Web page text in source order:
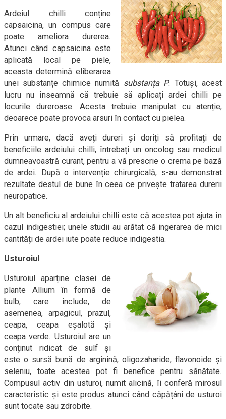
Ardeiul chilli conține
capsaicina, un compus care
poate ameliora durerea.
Atunci când capsaicina este
aplicată local pe piele,
aceasta determină eliberarea
unei substanțe chimice numită substanța P. Totuși, acest
lucru nu înseamnă că trebuie să aplicați ardei chilli pe
locurile dureroase. Acesta trebuie manipulat cu atenție,
deoarece poate provoca arsuri în contact cu pielea.
Prin urmare, dacă aveți dureri și doriți să profitați de
beneficiile ardeiului chilli, întrebați un oncolog sau medicul
dumneavoastră curant, pentru a vă prescrie o crema pe bază
de ardei. După o intervenție chirurgicală, s-au demonstrat
rezultate destul de bune în ceea ce privește tratarea durerii
neuropatice.
Un alt beneficiu al ardeiului chilli este că acestea pot ajuta în
cazul indigestiei; unele studii au arătat că ingerarea de mici
cantități de ardei iute poate reduce indigestia.
Usturoiul
Usturoiul aparține clasei de
plante Allium în formă de
bulb, care include, de
asemenea, arpagicul, prazul,
ceapa, ceapa eșalotă și
ceapa verde. Usturoiul are un
conținut ridicat de sulf și
este o sursă bună de arginină, oligozaharide, flavonoide și
seleniu, toate acestea pot fi benefice pentru sănătate.
Compusul activ din usturoi, numit alicină, îi conferă mirosul
caracteristic și este produs atunci când căpățâni de usturoi
sunt tocate sau zdrobite.